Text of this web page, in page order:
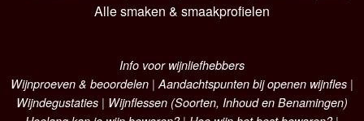
Alle smaken & smaakprofielen
Info voor wijnliefhebbers
Wijnproeven & beoordelen |Aandachtspunten bij openen wijnfles |
Wijndegustaties | Wijnflessen (Soorten, Inhoud en Benamingen)